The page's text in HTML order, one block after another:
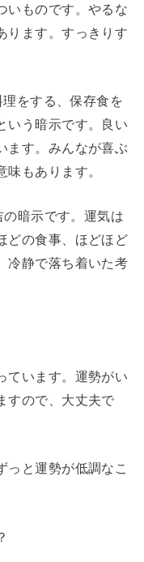
いものです。やるな
ります。すっきりす
をする、保存食を
いう暗示です。良い
ます。みんなが喜ぶ
もあります。
暗示です。運気は
どの食事、ほどほど
冷静で落ち着いた考
ています。運勢がい
すので、大丈夫で
と運勢が低調なこ